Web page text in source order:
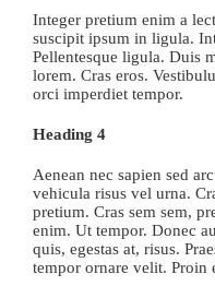
Integer pretium enim a
suscipit ipsum in ligula.
Pellentesque ligula. Duis
lorem. Cras eros.
orci imperdiet tempor.
Heading 4
Aenean nec sapien sed
vehicula risus vel urna.
pretium. Cras sem sem,
enim. Ut tempor. Donec
quis, egestas at, risus.
tempor ornare velit. Proin